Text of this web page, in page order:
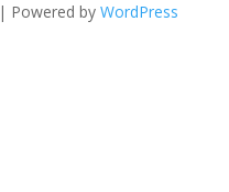
| Powered by WordPress